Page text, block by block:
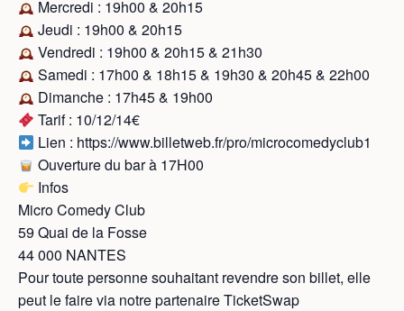
Mercredi : 19h00 & 20h15
Jeudi : 19h00 & 20h15
Vendredi : 19h00 & 20h15 & 21h30
Samedi : 17h00 & 18h15 & 19h30 & 20h45 & 22h00
Dimanche : 17h45 & 19h00
Tarif : 10/12/14€
Lien : https://www.billetweb.fr/pro/microcomedyclub1
Ouverture du bar à 17H00
Infos
Micro Comedy Club
59 Quai de la Fosse
44 000 NANTES
Pour toute personne souhaitant revendre son billet, elle
peut le faire via notre partenaire TicketSwap